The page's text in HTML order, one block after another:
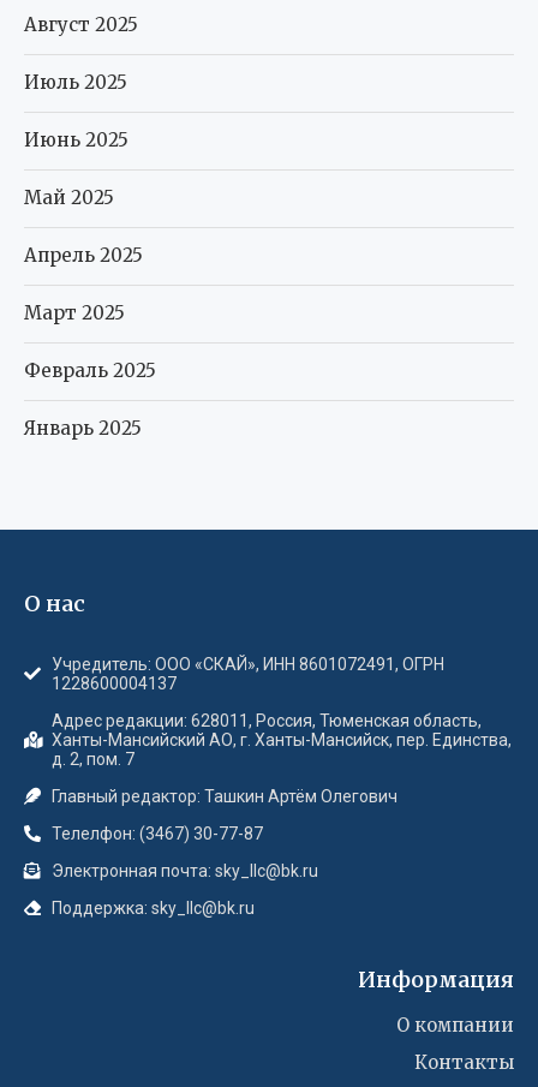
Август 2025
Июль 2025
Июнь 2025
Май 2025
Апрель 2025
Март 2025
Февраль 2025
Январь 2025
О нас
Учредитель: ООО «СКАЙ», ИНН 8601072491, ОГРН
1228600004137
Адрес редакции: 628011, Россия, Тюменская область,
Ханты-Мансийский АО, г. Ханты-Мансийск, пер. Единства,
д. 2, пом. 7
Главный редактор: Ташкин Артём Олегович
Телелфон: (3467) 30-77-87
Электронная почта: sky_llc@bk.ru
Поддержка: sky_llc@bk.ru
Информация
О компании
Контакты